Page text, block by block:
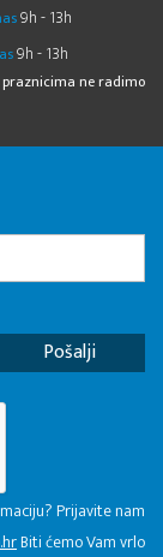
9h - 13h
9h - 13h
ne radimo
Prijavite nam
Biti ćemo Vam vrlo